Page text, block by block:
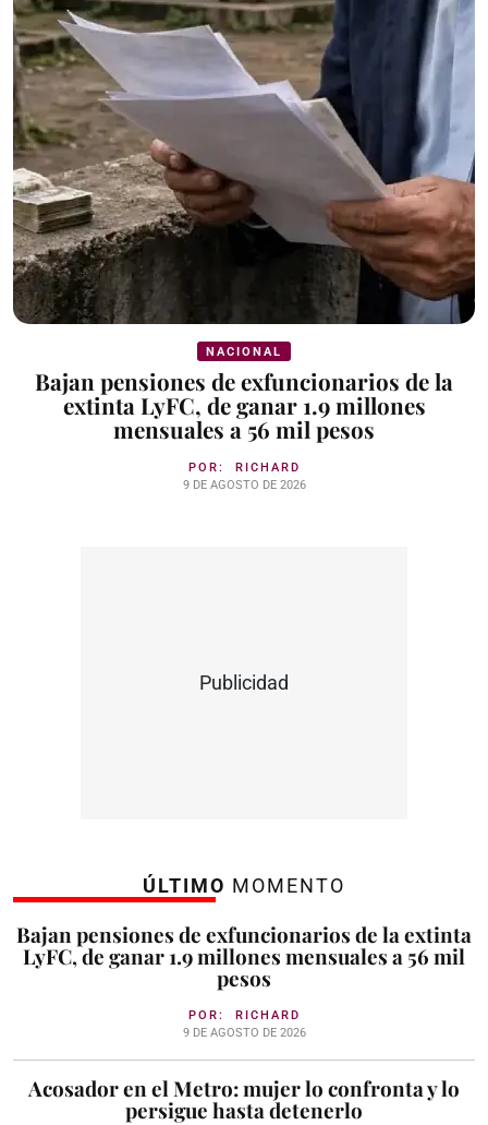
NACIONAL
Bajan pensiones de exfuncionarios de la
extinta LyFC, de ganar 1.9 millones
mensuales a 56 mil pesos
POR: RICHARD
9 DE AGOSTO DE 2026
Publicidad
ÚLTIMO MOMENTO
Bajan pensiones de exfuncionarios de la extinta
LyFC, de ganar 1.9 millones mensuales a 56 mil
pesos
POR: RICHARD
9 DE AGOSTO DE 2026
Acosador en el Metro: mujer lo confronta y lo
persigue hasta detenerlo